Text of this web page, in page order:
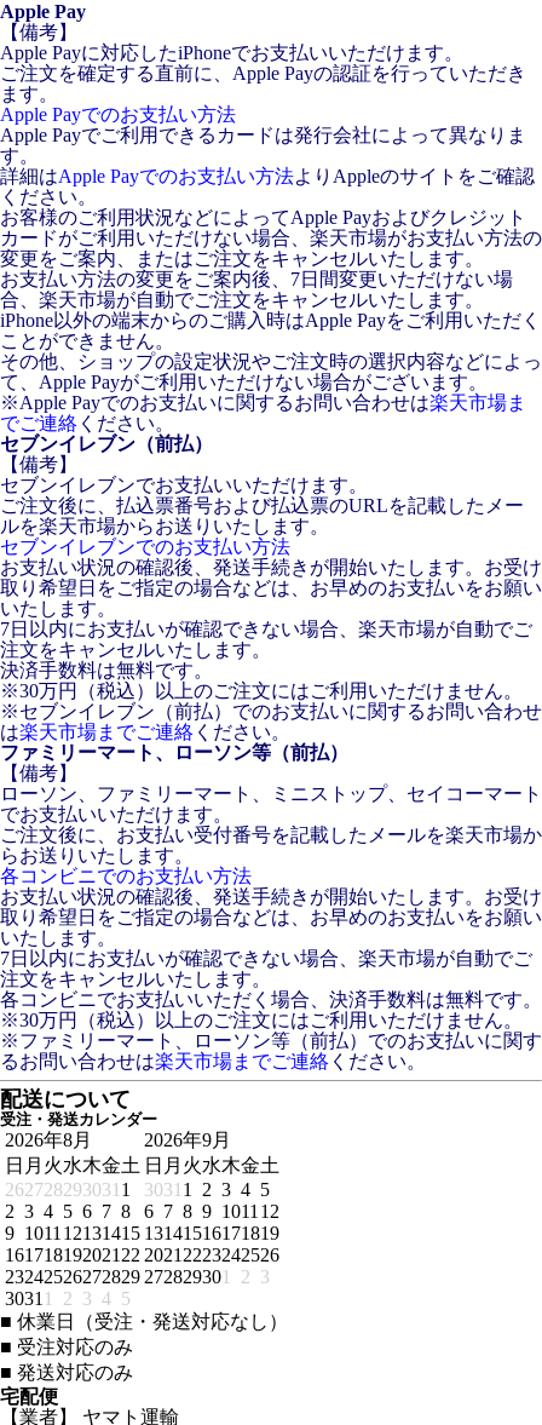
Apple Pay
【備考】
Apple Payに対応したiPhoneでお支払いいただけます。
ご注文を確定する直前に、Apple Payの認証を行っていただき
ます。
Apple Payでのお支払い方法
Apple Payでご利用できるカードは発行会社によって異なりま
す。
詳細はApple Payでのお支払い方法よりAppleのサイトをご確認
ください。
お客様のご利用状況などによってApple Payおよびクレジット
カードがご利用いただけない場合、楽天市場がお支払い方法の
変更をご案内、またはご注文をキャンセルいたします。
お支払い方法の変更をご案内後、7日間変更いただけない場
合、楽天市場が自動でご注文をキャンセルいたします。
iPhone以外の端末からのご購入時はApple Payをご利用いただく
ことができません。
その他、ショップの設定状況やご注文時の選択内容などによっ
て、Apple Payがご利用いただけない場合がございます。
※Apple Payでのお支払いに関するお問い合わせは楽天市場ま
でご連絡 ください。
セブンイレブン（前払）
【備考】
セブンイレブンでお支払いいただけます。
ご注文後に、払込票番号および払込票のURLを記載したメー
ルを楽天市場からお送りいたします。
セブンイレブンでのお支払い方法
お支払い状況の確認後、発送手続きが開始いたします。お受け
取り希望日をご指定の場合などは、お早めのお支払いをお願い
いたします。
7日以内にお支払いが確認できない場合、楽天市場が自動でご
注文をキャンセルいたします。
決済手数料は無料です。
※30万円（税込）以上のご注文にはご利用いただけません。
※セブンイレブン（前払）でのお支払いに関するお問い合わせ
は楽天市場までご連絡 ください。
ファミリーマート、ローソン等（前払）
【備考】
ローソン、ファミリーマート、ミニストップ、セイコーマート
でお支払いいただけます。
ご注文後に、お支払い受付番号を記載したメールを楽天市場か
らお送りいたします。
各コンビニでのお支払い方法
お支払い状況の確認後、発送手続きが開始いたします。お受け
取り希望日をご指定の場合などは、お早めのお支払いをお願い
いたします。
7日以内にお支払いが確認できない場合、楽天市場が自動でご
注文をキャンセルいたします。
各コンビニでお支払いいただく場合、決済手数料は無料です。
※30万円（税込）以上のご注文にはご利用いただけません。
※ファミリーマート、ローソン等（前払）でのお支払いに関す
るお問い合わせは楽天市場までご連絡 ください。
配送について
受注・発送カレンダー
2026年8月
日 月 火水木金土
2627282930311
2 3 4 5 6 7 8
9 101112131415
16171819202122
23242526272829
30311 2 3 4 5
2026年9月
日 月 火水木金土
30311 2 3 4 5
6 7 8 9 101112
13141516171819
20212223242526
272829301 2 3
■ 休業日（受注・発送対応なし）
■ 受注対応のみ
■ 発送対応のみ
宅配便
【業者】 ヤマト運輸